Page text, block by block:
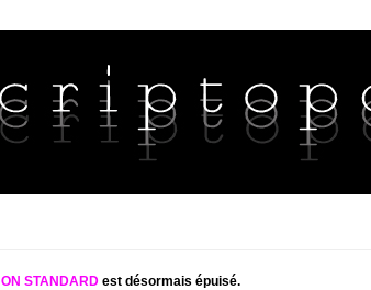
STANDARDest désormais épuisé.